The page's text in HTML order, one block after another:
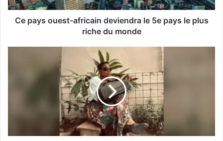
Ce pays ouest-africain deviendra le 5e pays le plus
riche du monde